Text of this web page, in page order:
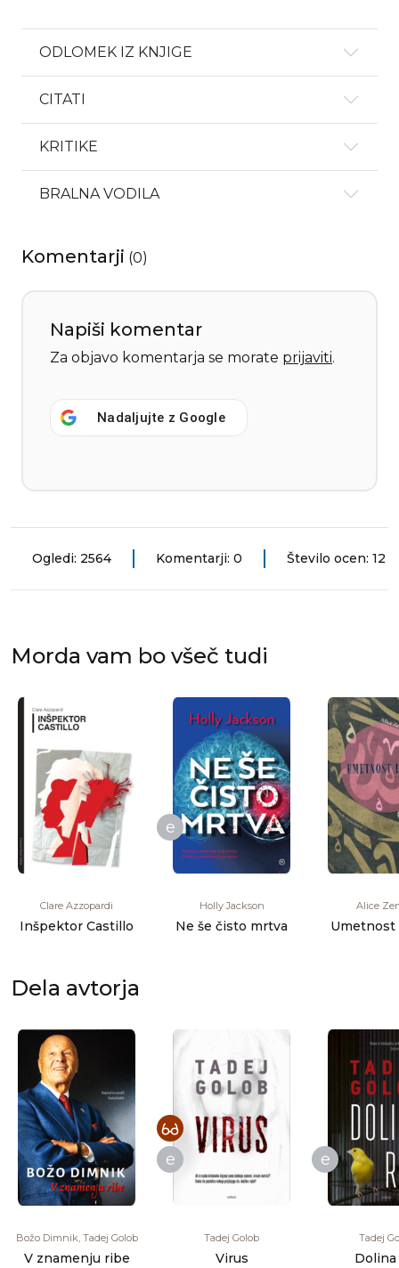
ODLOMEK IZ KNJIGE
CITATI
KRITIKE
BRALNA VODILA
Komentarji (0)
Napiši komentar
Za objavo komentarja se morate prijaviti.
Nadaljujte z Google
Ogledi: 2564 Komentarji: 0 Število ocen: 12
Morda vam bo všeč tudi
Clare Azzopardi
Inšpektor Castillo
e
Holly Jackson
Ne še čisto mrtva
Alice
Umetnost
Dela avtorja
Božo Dimnik, Tadej Golob
V znamenju ribe
e
Tadej Golob
Virus
e
Tadej
Dolina